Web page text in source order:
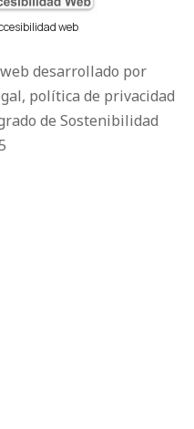
web
desarrollado por
política de privacidad
de Sostenibilidad